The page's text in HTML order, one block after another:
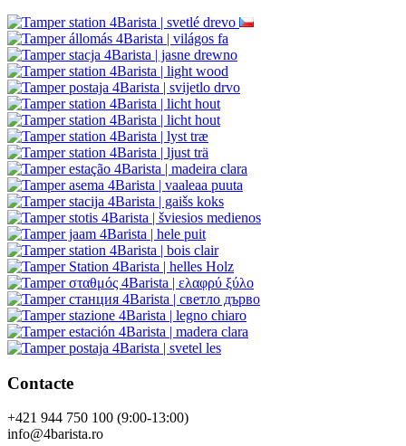
Contacte
+421 944 750 100 (9:00-13:00)
info@4barista.ro